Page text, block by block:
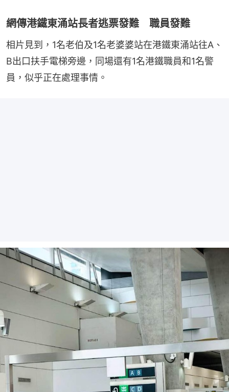
網傳港鐵東涌站長者逃票發難 職員發難
相片見到，1名老伯及1名老婆婆站在港鐵東涌站往A、
B出口扶手電梯旁邊，同場還有1名港鐵職員和1名警
員，似乎正在處理事情。